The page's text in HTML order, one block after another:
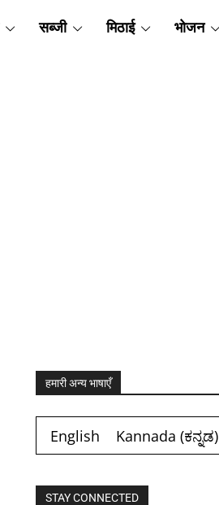
सब्जी मिठाई भोजन
हमारी अन्य भाषाएँ
English Kannada (ಕನ್ನಡ)
STAY CONNECTED